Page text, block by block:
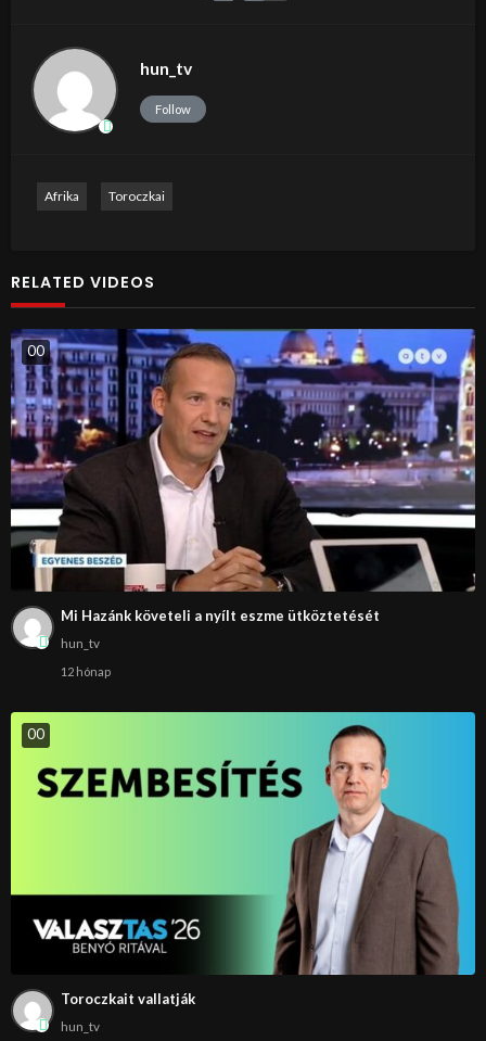
hun_tv
Follow
Afrika Toroczkai
RELATED VIDEOS
00
Mi Hazánk követeli a nyílt eszme ütköztetését
hun_tv
12 hónap
00
Toroczkait vallatják
hun_tv